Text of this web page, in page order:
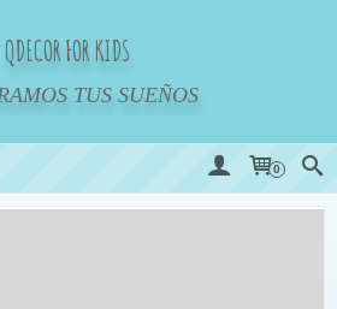
QDECOR FOR KIDS
TUS SUEÑOS
0